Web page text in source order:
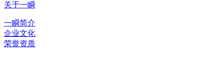
关于一瞬
一瞬简介
企业文化
荣誉资质